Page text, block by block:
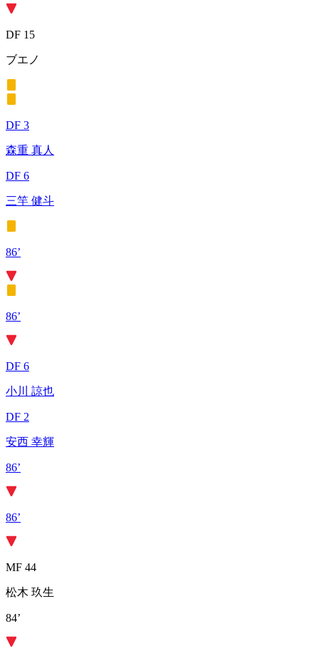
DF 15
ブエノ
DF 3
森重 真人
DF 6
三竿 健斗
86’
86’
DF 6
小川 諒也
DF 2
安西 幸輝
86’
86’
MF 44
松木 玖生
84’